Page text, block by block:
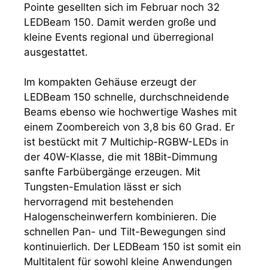
Pointe gesellten sich im Februar noch 32
LEDBeam 150. Damit werden große und
kleine Events regional und überregional
ausgestattet.
Im kompakten Gehäuse erzeugt der
LEDBeam 150 schnelle, durchschneidende
Beams ebenso wie hochwertige Washes mit
einem Zoombereich von 3,8 bis 60 Grad. Er
ist bestückt mit 7 Multichip-RGBW-LEDs in
der 40W-Klasse, die mit 18Bit-Dimmung
sanfte Farbübergänge erzeugen. Mit
Tungsten-Emulation lässt er sich
hervorragend mit bestehenden
Halogenscheinwerfern kombinieren. Die
schnellen Pan- und Tilt-Bewegungen sind
kontinuierlich. Der LEDBeam 150 ist somit ein
Multitalent für sowohl kleine Anwendungen